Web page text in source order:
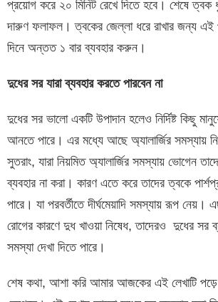
প্রয়োগ করে ২০ মিনিট রেখে দিতে হবে। শেষে ত্বক
দারুণ ফলাফল। ত্বকের জেল্লা ধরে রাখার জন্য এই
দিনে অন্তত ১ বার ব্যবহার করুন।
দুধের সর যারা ব্যবহার করতে পারবেন না
দুধের সর ভালো একটি উপাদান হলেও নির্দিষ্ট কিছু
আনতে পারে। এর মধ্যে আছে অ্যালার্জির সমস্যায়
সুতরাং, যারা নিয়মিত অ্যালার্জির সমস্যায় ভোগেন
ব্যবহার না করা। কারণ এতে করে তাদের ত্বকে
পারে। যা পরবর্তীতে দীর্ঘমেয়াদি সমস্যায় রূপ নেয়।
রোগের কারণে দুধ খাওয়া নিষেধ, তাদেরও দুধের সর
সমস্যা দেখা দিতে পারে।
শেষ কথা, আশা করি আমার আজকের এই লেখাটি